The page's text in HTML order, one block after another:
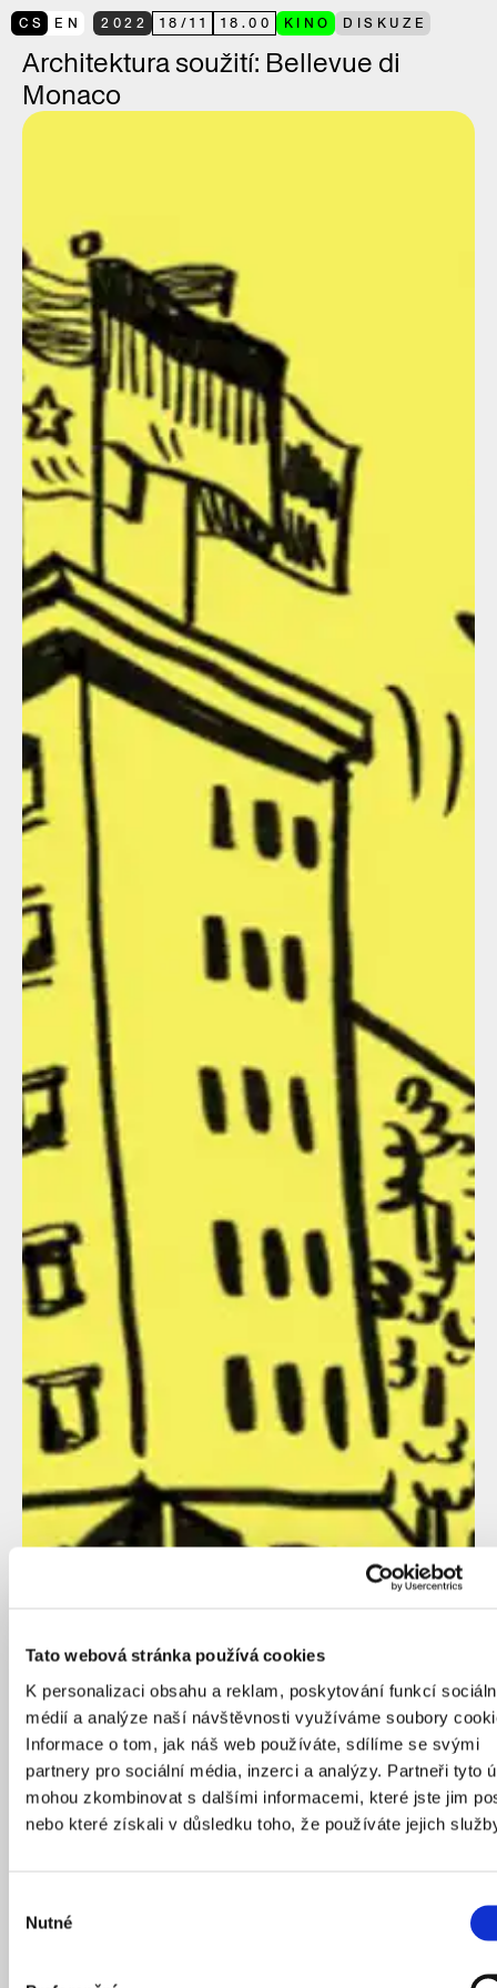
Tato webová stránka používá cookies
K personalizaci obsahu a reklam, poskytování funkcí
médií a analýze naší návštěvnosti využíváme soubory
Informace o tom, jak náš web používáte, sdílíme se svými
partnery pro sociální média, inzerci a analýzy. Partneři tyto
mohou zkombinovat s dalšími informacemi, které jste jim
nebo které získali v důsledku toho, že používáte jejich
souhlasu
Nutné
CS EN 2022 18 /11 18.00 KINO DISKUZE
Architektura soužití: Bellevue di
Monaco
Projekt Bellevue di Monaco se nachází v několika
původně zbourány za účelem postavení luxusních